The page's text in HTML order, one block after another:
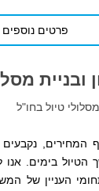
פרטים נוספים
ובניית
המחירים, נקבעים
הטיול בימים.
העניין של